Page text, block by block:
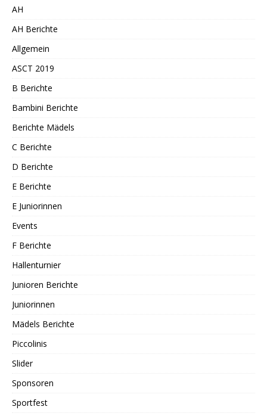
AH
AH Berichte
Allgemein
ASCT 2019
B Berichte
Bambini Berichte
Berichte Mädels
C Berichte
D Berichte
E Berichte
E Juniorinnen
Events
F Berichte
Hallenturnier
Junioren Berichte
Juniorinnen
Mädels Berichte
Piccolinis
Slider
Sponsoren
Sportfest